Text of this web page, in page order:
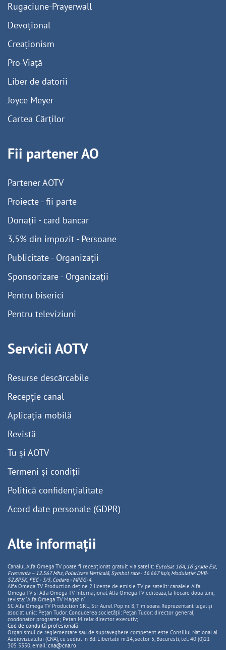
Rugaciune-Prayerwall
Devoțional
Creaționism
Pro-Viață
Liber de datorii
Joyce Meyer
Cartea Cărților
Fii partener AO
Partener AOTV
Proiecte - fii parte
Donații - card bancar
3,5% din impozit - Persoane
Publicitate - Organizații
Sponsorizare - Organizații
Pentru biserici
Pentru televiziuni
Servicii AOTV
Resurse descărcabile
Recepție canal
Aplicația mobilă
Revistă
Tu și AOTV
Termeni și condiții
Politică confidențialitate
Acord date personale (GDPR)
Alte informații
Canalul Alfa Omega TV poate fi recepționat gratuit via satelit: Eutelsat 16A, 16 grade Est,
Frecventa – 12.567 Mhz, PolarizareVerticală, Symbol rate - 16.667 ks/s, Modulație: DVB-
S2,8PSK, FEC - 3/5, Codare - MPEG-4.
Alfa Omega TV Production deține 2 licențe de emisie TV pe satelit: canalele Alfa
Omega TV și Alfa Omega TV Internațional. Alfa Omega TV editeaza, la fiecare doua luni,
revista: "Alfa Omega TV Magazin".
SC Alfa Omega TV Production SRL, Str Aurel Pop nr. 8, Timisoara. Reprezentant legal și
asociat unic: Pețan Tudor. Conducerea societății: Pețan Tudor: director general,
coodonator programe; Pețan Mirela: director executiv;
Cod de conduită profesională
Organismul de reglementare sau de supraveghere competent este Consiliul National al
Audiovizualului (CNA), cu sediul in Bd. Libertatii nr.14, sector 5, Bucuresti, tel: 40 (0)21
305 5350, email: cna@cna.ro